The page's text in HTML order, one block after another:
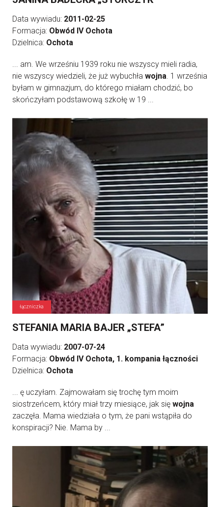
Data wywiadu: 2011-02-25
Formacja: Obwód IV Ochota
Dzielnica: Ochota
... am. We wrześniu 1939 roku nie wszyscy mieli radia,
nie wszyscy wiedzieli, że już wybuchła wojna. 1 września
byłam w gimnazjum, do którego miałam chodzić, bo
skończyłam podstawową szkołę w 19 ...
łączniczka
STEFANIA MARIA BAJER „STEFA”
Data wywiadu: 2007-07-24
Formacja: Obwód IV Ochota, 1. kompania łączności
Dzielnica: Ochota
... ę uczyłam. Zajmowałam się trochę tym moim
siostrzeńcem, który miał trzy miesiące, jak się wojna
zaczęła. Mama wiedziała o tym, że pani wstąpiła do
konspiracji? Nie. Mama by ...